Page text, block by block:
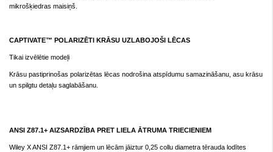
mikrošķiedras maisiņš.
CAPTIVATE™ POLARIZĒTI KRĀSU UZLABOJOŠI LĒCAS
Tikai izvēlētie modeļi
Krāsu pastiprinošas polarizētas lēcas nodrošina atspīdumu samazināšanu, asu krāsu
un spilgtu detaļu saglabāšanu.
ANSI Z87.1+ AIZSARDZĪBA PRET LIELA ĀTRUMA TRIECIENIEM
Wiley X ANSI Z87.1+ rāmjiem un lēcām jāiztur 0,25 collu diametra tērauda lodītes